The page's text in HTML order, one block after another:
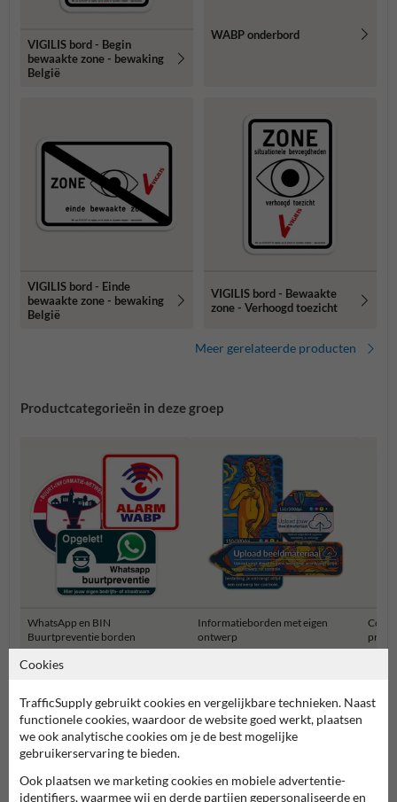
VIGILIS bord - Begin
bewaakte zone - bewaking
België
WABP onderbord
VIGILIS bord - Einde
bewaakte zone - bewaking
België
VIGILIS bord - Bewaakte
zone - Verhoogd toezicht
Meer gerelateerde producten
Productcategorieën in deze groep
WhatsApp en BIN
Buurtpreventie borden
Informatieborden met eigen
ontwerp
Cookies
TrafficSupply gebruikt cookies en vergelijkbare technieken. Naast
functionele cookies, waardoor de website goed werkt, plaatsen
we ook analytische cookies om je de best mogelijke
gebruikerservaring te bieden.
Ook plaatsen we marketing cookies en mobiele advertentie-
identifiers, waarmee wij en derde partijen gepersonaliseerde en